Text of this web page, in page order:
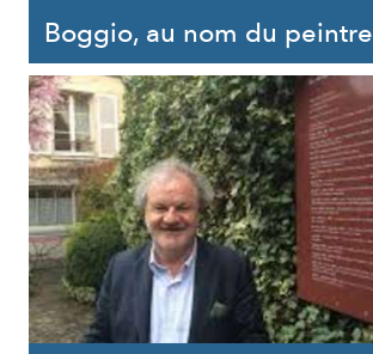
Boggio, au nom du peintre